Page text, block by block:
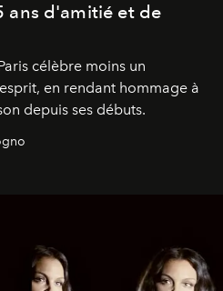
ans d'amitié et de
célèbre moins un
en rendant hommage à
depuis ses débuts.